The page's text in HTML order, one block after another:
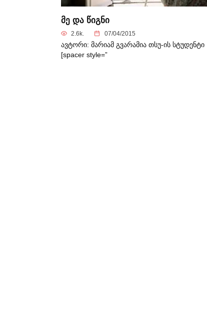
მე და წიგნი
2.6k. 07/04/2015
ავტორი: მარიამ გვარამია თსუ-ის სტუდენტი
[spacer style=”